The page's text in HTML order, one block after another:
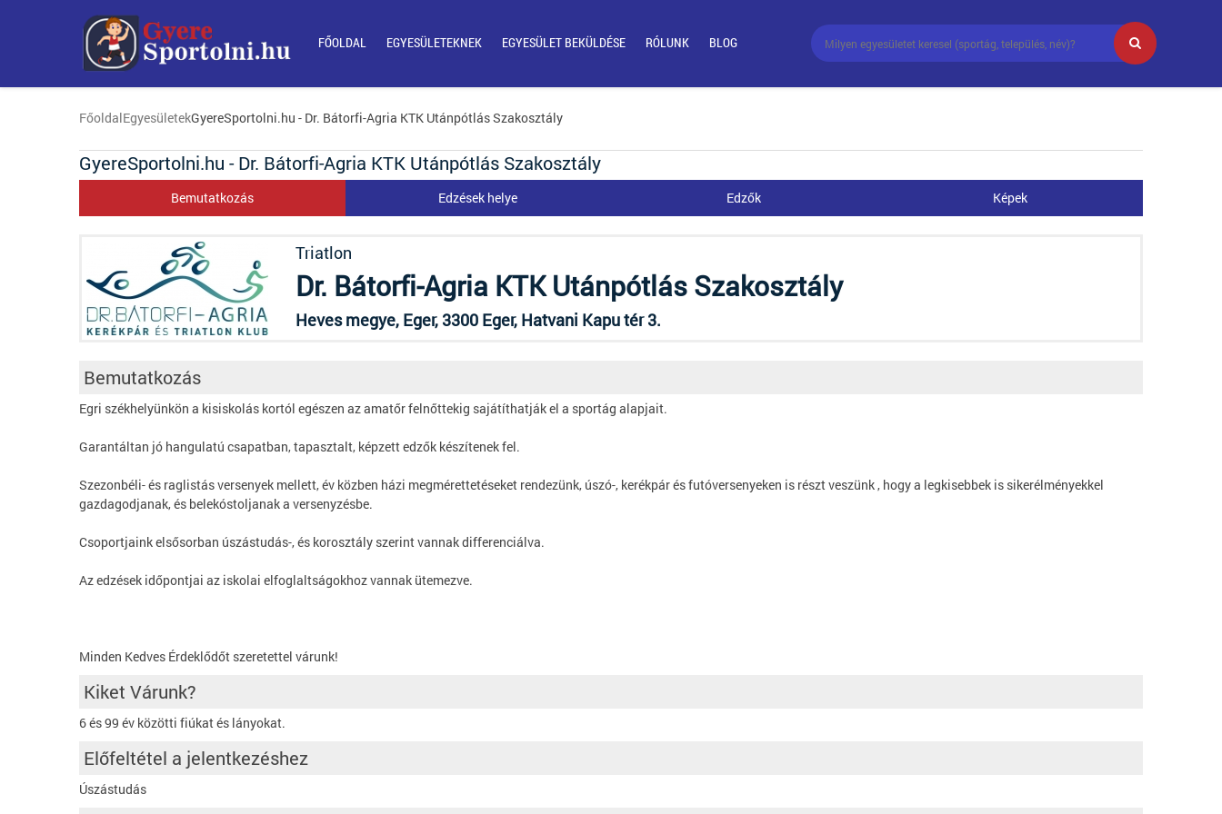
FŐOLDAL EGYESÜLETEKNEK EGYESÜLET BEKÜLDÉSE RÓLUNK BLOG
FőoldalEgyesületekGyereSportolni.hu - Dr. Bátorfi-Agria KTK Utánpótlás Szakosztály
GyereSportolni.hu - Dr. Bátorfi-Agria KTK Utánpótlás Szakosztály
Bemutatkozás Edzések helye Edzők Képek
Triatlon
Dr. Bátorfi-Agria KTK Utánpótlás Szakosztály
Heves megye, Eger, 3300 Eger, Hatvani Kapu tér 3.
Bemutatkozás
Egri székhelyünkön a kisiskolás kortól egészen az amatőr felnőttekig sajátíthatják el a sportág alapjait.
Garantáltan jó hangulatú csapatban, tapasztalt, képzett edzők készítenek fel.
Szezonbéli- és raglistás versenyek mellett, év közben házi megmérettetéseket rendezünk, úszó-, kerékpár és futóversenyeken is részt veszünk , hogy a legkisebbek is sikerélményekkel
gazdagodjanak, és belekóstoljanak a versenyzésbe.
Csoportjaink elsősorban úszástudás-, és korosztály szerint vannak differenciálva.
Az edzések időpontjai az iskolai elfoglaltságokhoz vannak ütemezve.
Minden Kedves Érdeklődőt szeretettel várunk!
Kiket Várunk?
6 és 99 év közötti fiúkat és lányokat.
Előfeltétel a jelentkezéshez
Úszástudás